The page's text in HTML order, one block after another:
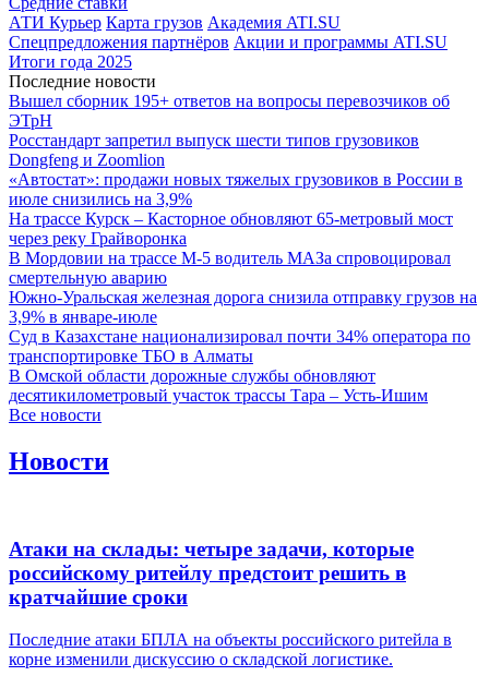
АТИ Курьер Карта грузов Академия ATI.SU
Спецпредложения партнёров Акции и программы ATI.SU
Итоги года 2025
Последние новости
Вышел сборник 195+ ответов на вопросы перевозчиков об
ЭТрН
Росстандарт запретил выпуск шести типов грузовиков
Dongfeng и Zoomlion
«Автостат»: продажи новых тяжелых грузовиков в России в
июле снизились на 3,9%
На трассе Курск – Касторное обновляют 65-метровый мост
через реку Грайворонка
В Мордовии на трассе М-5 водитель МАЗа спровоцировал
смертельную аварию
Южно-Уральская железная дорога снизила отправку грузов на
3,9% в январе-июле
Суд в Казахстане национализировал почти 34% оператора по
транспортировке ТБО в Алматы
В Омской области дорожные службы обновляют
десятикилометровый участок трассы Тара – Усть-Ишим
Все новости
Новости
Атаки на склады: четыре задачи, которые
российскому ритейлу предстоит решить в
кратчайшие сроки
Последние атаки БПЛА на объекты российского ритейла в
корне изменили дискуссию о складской логистике.